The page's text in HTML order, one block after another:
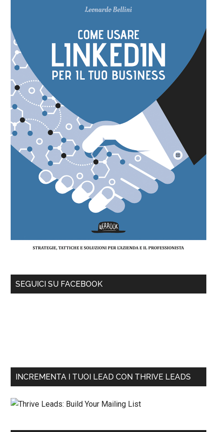
SEGUICI SU FACEBOOK
INCREMENTA I TUOI LEAD CON THRIVE LEADS